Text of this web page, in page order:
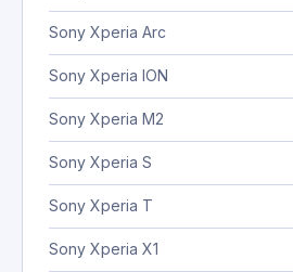
Sony Xperia Arc
Sony Xperia ION
Sony Xperia M2
Sony Xperia S
Sony Xperia T
Sony Xperia X1